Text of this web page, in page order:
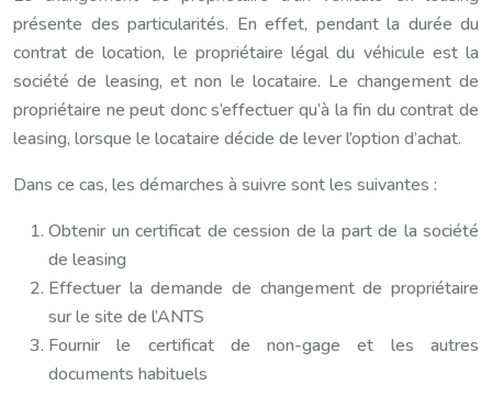
présente des particularités. En effet, pendant la durée du
contrat de location, le propriétaire légal du véhicule est la
société de leasing, et non le locataire. Le changement de
propriétaire ne peut donc s’effectuer qu’à la fin du contrat de
leasing, lorsque le locataire décide de lever l’option d’achat.
Dans ce cas, les démarches à suivre sont les suivantes :
Obtenir un certificat de cession de la part de la société
de leasing
Effectuer la demande de changement de propriétaire
sur le site de l’ANTS
Fournir le certificat de non-gage et les autres
documents habituels